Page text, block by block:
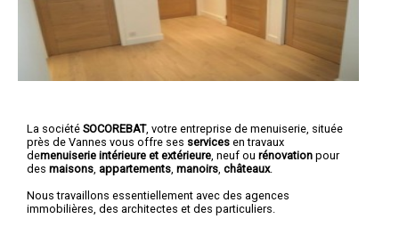
La société SOCOREBAT, votre entreprise de menuiserie , située
près de Vannes vous offre ses services en travaux
demenuiserie intérieure et extérieure , neuf ou rénovation pour
des maisons appartements manoirs châteaux.
Nous travaillons essentiellement avec des agences
immobilières, des architectes et des particuliers.